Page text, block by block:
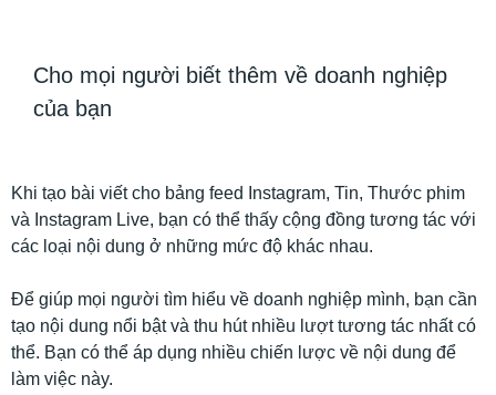
Cho mọi người biết thêm về doanh nghiệp
của bạn
Khi tạo bài viết cho bảng feed Instagram, Tin, Thước phim
và Instagram Live, bạn có thể thấy cộng đồng tương tác với
các loại nội dung ở những mức độ khác nhau.
Để giúp mọi người tìm hiểu về doanh nghiệp mình, bạn cần
tạo nội dung nổi bật và thu hút nhiều lượt tương tác nhất có
thể. Bạn có thể áp dụng nhiều chiến lược về nội dung để
làm việc này.